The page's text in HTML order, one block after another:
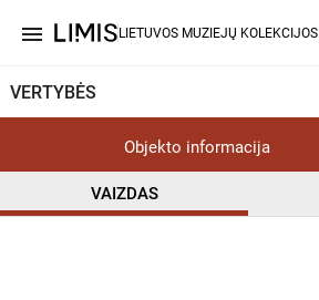
menu LIETUVOS MUZIEJŲ KOLEKCIJOS
VERTYBĖS
Objekto informacija
VAIZDAS